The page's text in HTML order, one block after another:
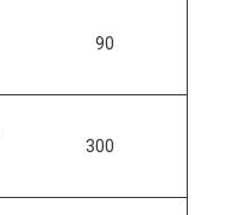
90
300